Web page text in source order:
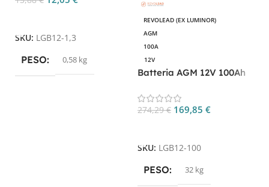
SKU: LGB12-1,3
PESO 0,58 kg
REVOLEAD (EX LUMINOR)
AGM
100A
12V
Batteria AGM 12V 100Ah
UPS e nautica
274,29€ 169,85 €
SKU: LGB12-100
PESO 32 kg